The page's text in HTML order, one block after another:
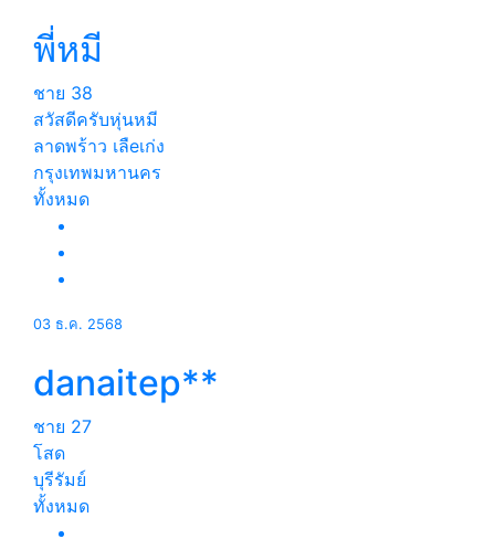
พี่หมี
ชาย 38
สวัสดีครับหุ่นหมี
ลาดพร้าว เลืeเก่ง
กรุงเทพมหานคร
ทั้งหมด
03 ธ.ค. 2568
danaitep**
ชาย 27
โสด
บุรีรัมย์
ทั้งหมด